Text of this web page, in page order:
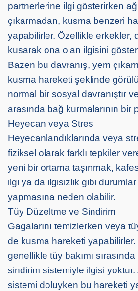
partnerlerine ilgi gösterirken
çıkarmadan, kusma benzeri
yapabilirler. Özellikle erkekler,
kusarak ona olan ilgisini
Bazen bu davranış, yem
kusma hareketi şeklinde
normal bir sosyal davranıştır
arasında bağ kurmalarının bir
Heyecan veya Stres
Heyecanlandıklarında veya
fiziksel olarak farklı tepkiler
yeni bir ortama taşınmak,
ilgi ya da ilgisizlik gibi
yapmasına neden olabilir.
Tüy Düzeltme ve Sindirim
Gagalarını temizlerken veya
de kusma hareketi yapabilirler.
genellikle tüy bakımı
sindirim sistemiyle ilgisi
sistemi doluyken bu hareketi